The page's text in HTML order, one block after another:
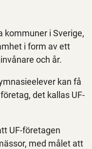
kommuner i Sverige,
i form av ett
och år.
kan få
det kallas UF-
UF-företagen
med målet att